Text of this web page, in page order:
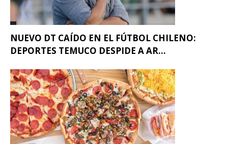
NUEVO DT CAÍDO EN EL FÚTBOL CHILENO:
DEPORTES TEMUCO DESPIDE A AR...